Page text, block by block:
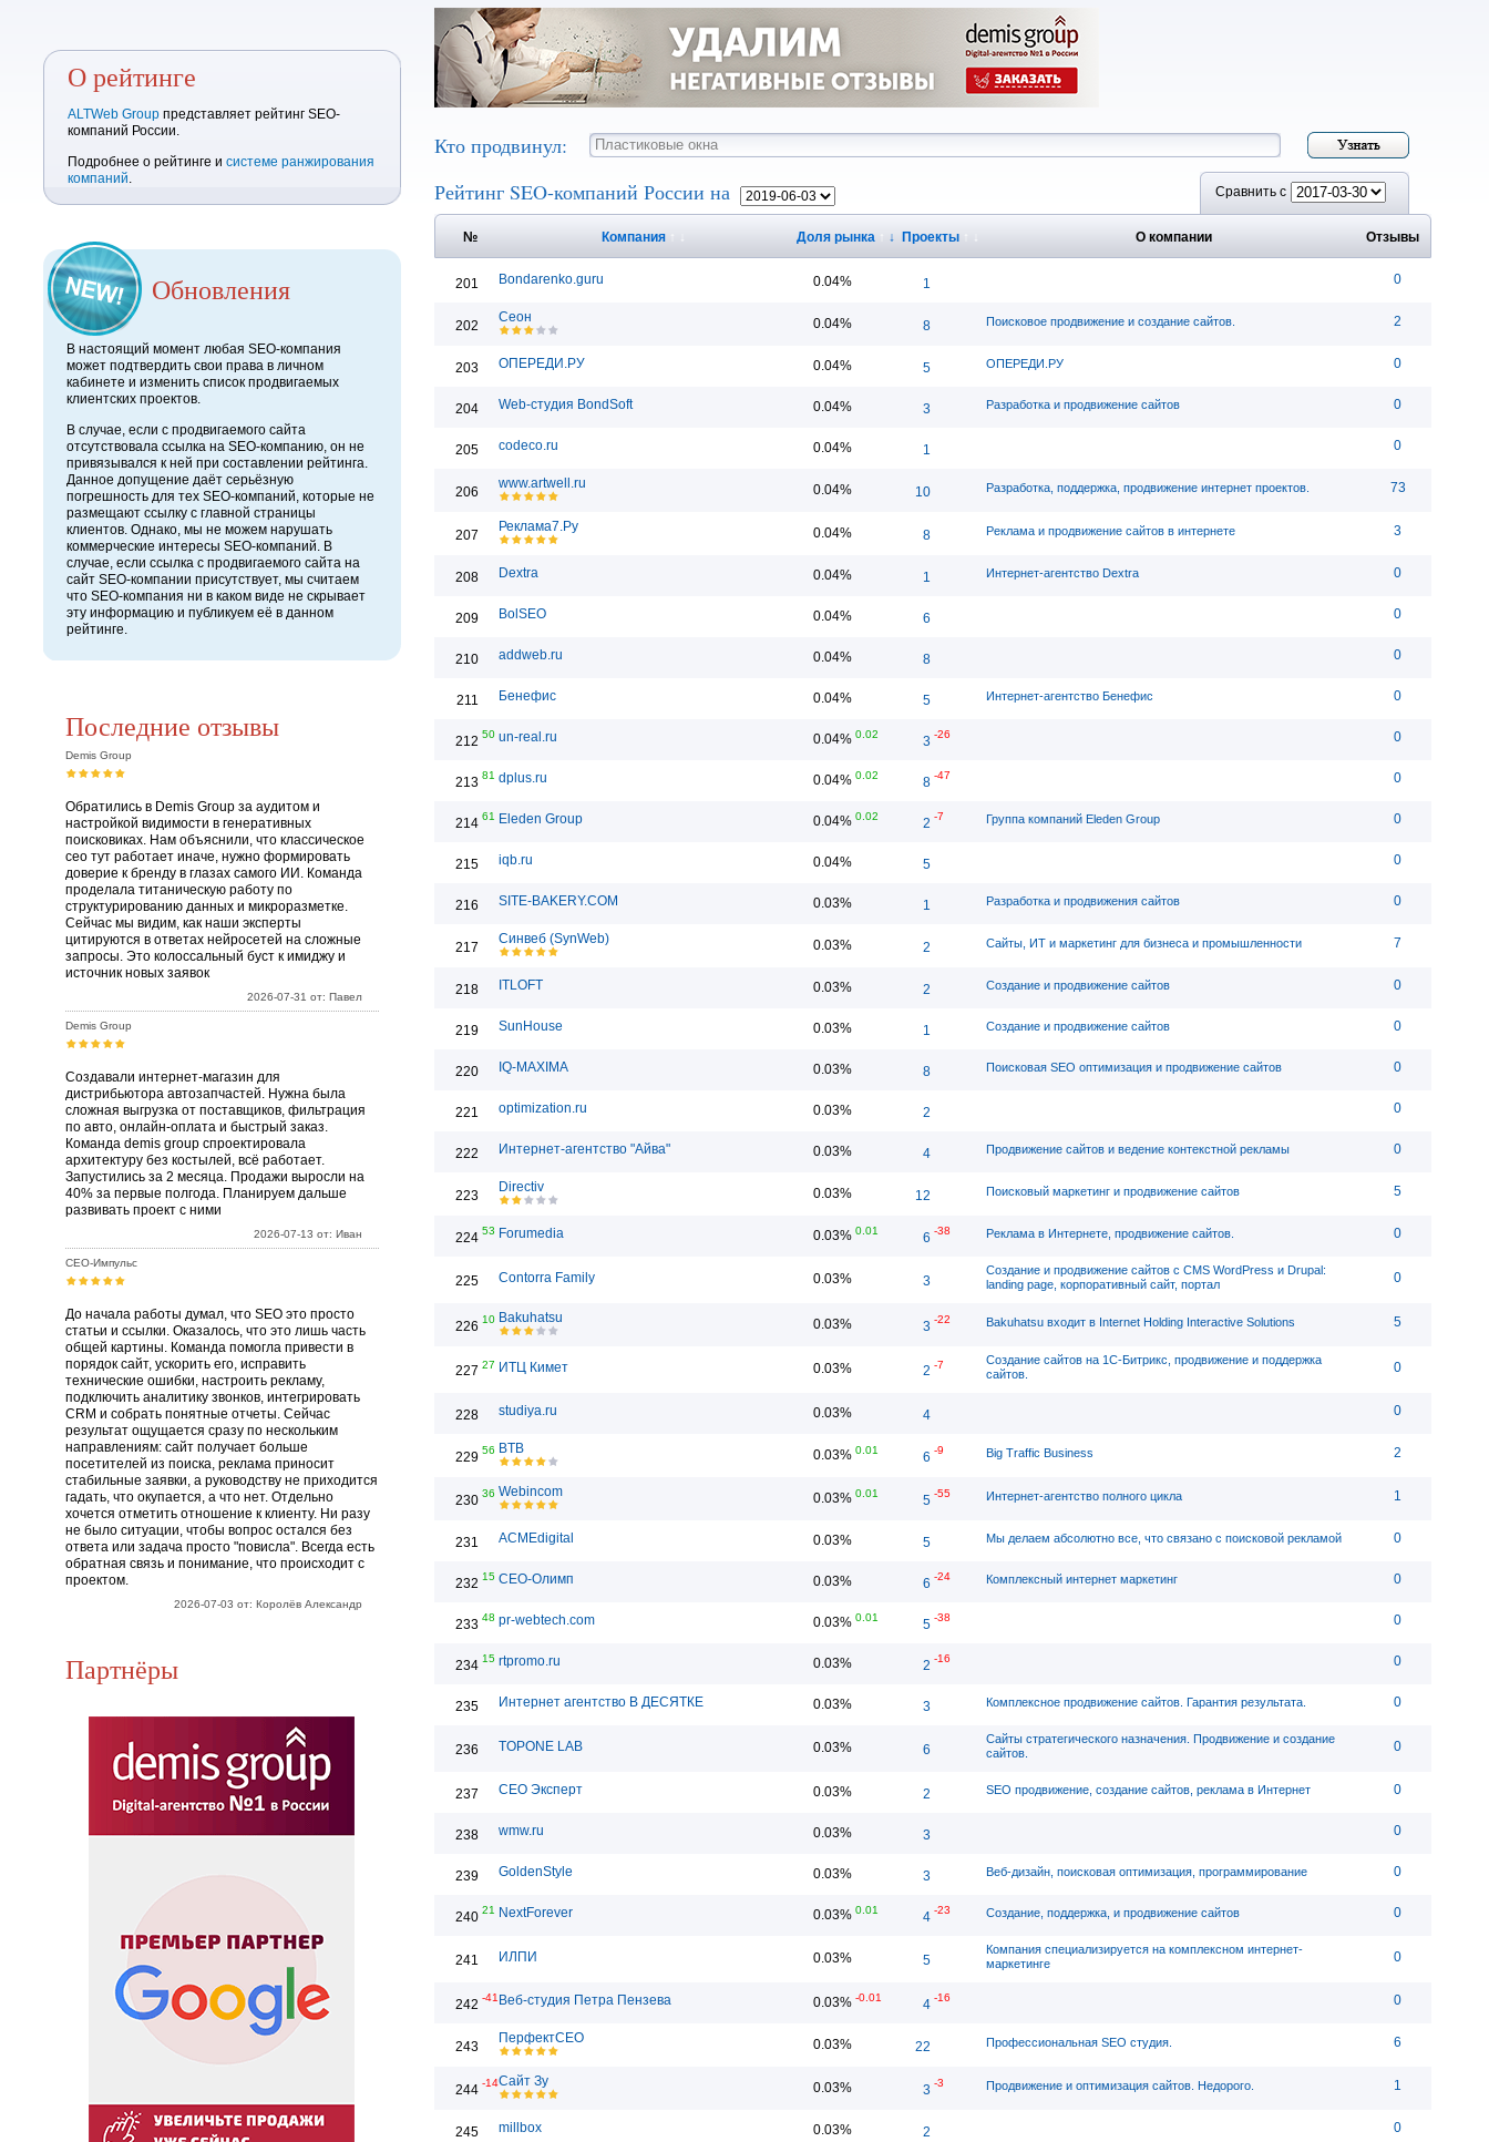
О рейтинге
ALTWeb Group представляет рейтинг SEO-
компаний России.
Подробнее о рейтинге и системе ранжирования
компаний.
Обновления
В настоящий момент любая SEO-компания
может подтвердить свои права в личном
кабинете и изменить список продвигаемых
клиентских проектов.
В случае, если с продвигаемого сайта
отсутствовала ссылка на SEO-компанию, он не
привязывался к ней при составлении рейтинга.
Данное допущение даёт серьёзную
погрешность для тех SEO-компаний, которые не
размещают ссылку с главной страницы
клиентов. Однако, мы не можем нарушать
коммерческие интересы SEO-компаний. В
случае, если ссылка с продвигаемого сайта на
сайт SEO-компании присутствует, мы считаем
что SEO-компания ни в каком виде не скрывает
эту информацию и публикуем её в данном
рейтинге.
Последние отзывы
Demis Group
Обратились в Demis Group за аудитом и
настройкой видимости в генеративных
поисковиках. Нам объяснили, что классическое
сео тут работает иначе, нужно формировать
доверие к бренду в глазах самого ИИ. Команда
проделала титаническую работу по
структурированию данных и микроразметке.
Сейчас мы видим, как наши эксперты
цитируются в ответах нейросетей на сложные
запросы. Это колоссальный буст к имиджу и
источник новых заявок
2026-07-31 от: Павел
Demis Group
Создавали интернет-магазин для
дистрибьютора автозапчастей. Нужна была
сложная выгрузка от поставщиков, фильтрация
по авто, онлайн-оплата и быстрый заказ.
Команда demis group спроектировала
архитектуру без костылей, всё работает.
Запустились за 2 месяца. Продажи выросли на
40% за первые полгода. Планируем дальше
развивать проект с ними
2026-07-13 от: Иван
СЕО-Импульс
До начала работы думал, что SEO это просто
статьи и ссылки. Оказалось, что это лишь часть
общей картины. Команда помогла привести в
порядок сайт, ускорить его, исправить
технические ошибки, настроить рекламу,
подключить аналитику звонков, интегрировать
CRM и собрать понятные отчеты. Сейчас
результат ощущается сразу по нескольким
направлениям: сайт получает больше
посетителей из поиска, реклама приносит
стабильные заявки, а руководству не приходится
гадать, что окупается, а что нет. Отдельно
хочется отметить отношение к клиенту. Ни разу
не было ситуации, чтобы вопрос остался без
ответа или задача просто "повисла". Всегда есть
обратная связь и понимание, что происходит с
проектом.
2026-07-03 от: Королёв Александр
Партнёры
Кто продвинул:
Рейтинг SEO-компаний России на
Сравнить с
№ Компания Доля рынка ↓ Проекты О компании Отзывы
201 Bondarenko.guru 0.04% 1 0
202
Сеон 0.04% 8 Поисковое продвижение и создание сайтов. 2
203 ОПЕРЕДИ.РУ 0.04% 5 ОПЕРЕДИ.РУ 0
204 Web-студия BondSoft 0.04% 3 Разработка и продвижение сайтов 0
205 codeco.ru 0.04% 1 0
206
www.artwell.ru 0.04% 10 Разработка, поддержка, продвижение интернет проектов. 73
207
Реклама7.Ру 0.04% 8 Реклама и продвижение сайтов в интернете 3
208 Dextra 0.04% 1 Интернет-агентство Dextra 0
209 BolSEO 0.04% 6 0
210 addweb.ru 0.04% 8 0
211 Бенефис 0.04% 5 Интернет-агентство Бенефис 0
212 50 un-real.ru 0.04% 0.02 3 -26 0
213 81 dplus.ru 0.04% 0.02 8 -47 0
214 61 Eleden Group 0.04% 0.02 2 -7 Группа компаний Eleden Group 0
215 iqb.ru 0.04% 5 0
216 SITE-BAKERY.COM 0.03% 1 Разработка и продвижения сайтов 0
217
Синвеб (SynWeb) 0.03% 2 Сайты, ИТ и маркетинг для бизнеса и промышленности 7
218 ITLOFT 0.03% 2 Создание и продвижение сайтов 0
219 SunHouse 0.03% 1 Создание и продвижение сайтов 0
220 IQ-MAXIMA 0.03% 8 Поисковая SEO оптимизация и продвижение сайтов 0
221 optimization.ru 0.03% 2 0
222 Интернет-агентство "Айва" 0.03% 4 Продвижение сайтов и ведение контекстной рекламы 0
223
Directiv 0.03% 12 Поисковый маркетинг и продвижение сайтов 5
224 53 Forumedia 0.03% 0.01 6 -38 Реклама в Интернете, продвижение сайтов. 0
225 Contorra Family 0.03% 3
Создание и продвижение сайтов с CMS WordPress и Drupal:
landing page, корпоративный сайт, портал
0
226 10 Bakuhatsu 0.03% 3 -22 Bakuhatsu входит в Internet Holding Interactive Solutions 5
227 27 ИТЦ Кимет 0.03% 2 -7
Создание сайтов на 1С-Битрикс, продвижение и поддержка
сайтов.
0
228 studiya.ru 0.03% 4 0
229 56 BTB 0.03% 0.01 6 -9 Big Traffic Business 2
230 36 Webincom 0.03% 0.01 5 -55 Интернет-агентство полного цикла 1
231 ACMEdigital 0.03% 5 Мы делаем абсолютно все, что связано с поисковой рекламой 0
232 15 СЕО-Олимп 0.03% 6 -24 Комплексный интернет маркетинг 0
233 48 pr-webtech.com 0.03% 0.01 5 -38 0
234 15 rtpromo.ru 0.03% 2 -16 0
235 Интернет агентство В ДЕСЯТКЕ 0.03% 3 Комплексное продвижение сайтов. Гарантия результата. 0
236 TOPONE LAB 0.03% 6
Сайты стратегического назначения. Продвижение и создание
сайтов.
0
237 СЕО Эксперт 0.03% 2 SEO продвижение, создание сайтов, реклама в Интернет 0
238 wmw.ru 0.03% 3 0
239 GoldenStyle 0.03% 3 Веб-дизайн, поисковая оптимизация, программирование 0
240 21 NextForever 0.03% 0.01 4 -23 Создание, поддержка, и продвижение сайтов 0
241 ИЛПИ 0.03% 5
Компания специализируется на комплексном интернет-
маркетинге
0
242 -41 Веб-студия Петра Пензева 0.03% -0.01 4 -16 0
243
ПерфектСЕО 0.03% 22 Профессиональная SEO студия. 6
244 -14Сайт Зу 0.03% 3 -3 Продвижение и оптимизация сайтов. Недорого. 1
245 millbox 0.03% 2 0